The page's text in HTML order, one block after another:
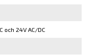
och 24V AC/DC